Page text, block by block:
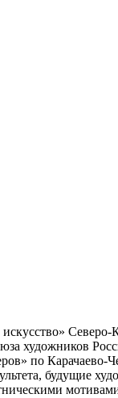
Северо-
художников
по Карачаево-
будущие